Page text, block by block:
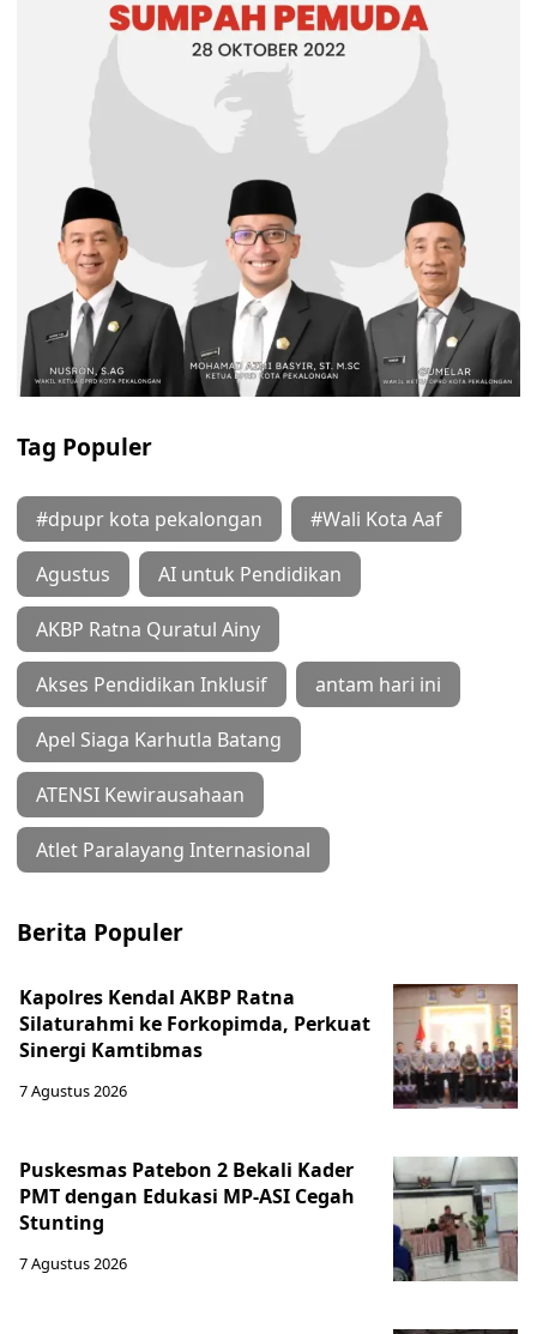
Tag Populer
#dpupr kota pekalongan #Wali Kota Aaf
Agustus AI untuk Pendidikan
AKBP Ratna Quratul Ainy
Akses Pendidikan Inklusif antam hari ini
Apel Siaga Karhutla Batang
ATENSI Kewirausahaan
Atlet Paralayang Internasional
Berita Populer
Kapolres Kendal AKBP Ratna
Silaturahmi ke Forkopimda, Perkuat
Sinergi Kamtibmas
7 Agustus 2026
Puskesmas Patebon 2 Bekali Kader
PMT dengan Edukasi MP-ASI Cegah
Stunting
7 Agustus 2026